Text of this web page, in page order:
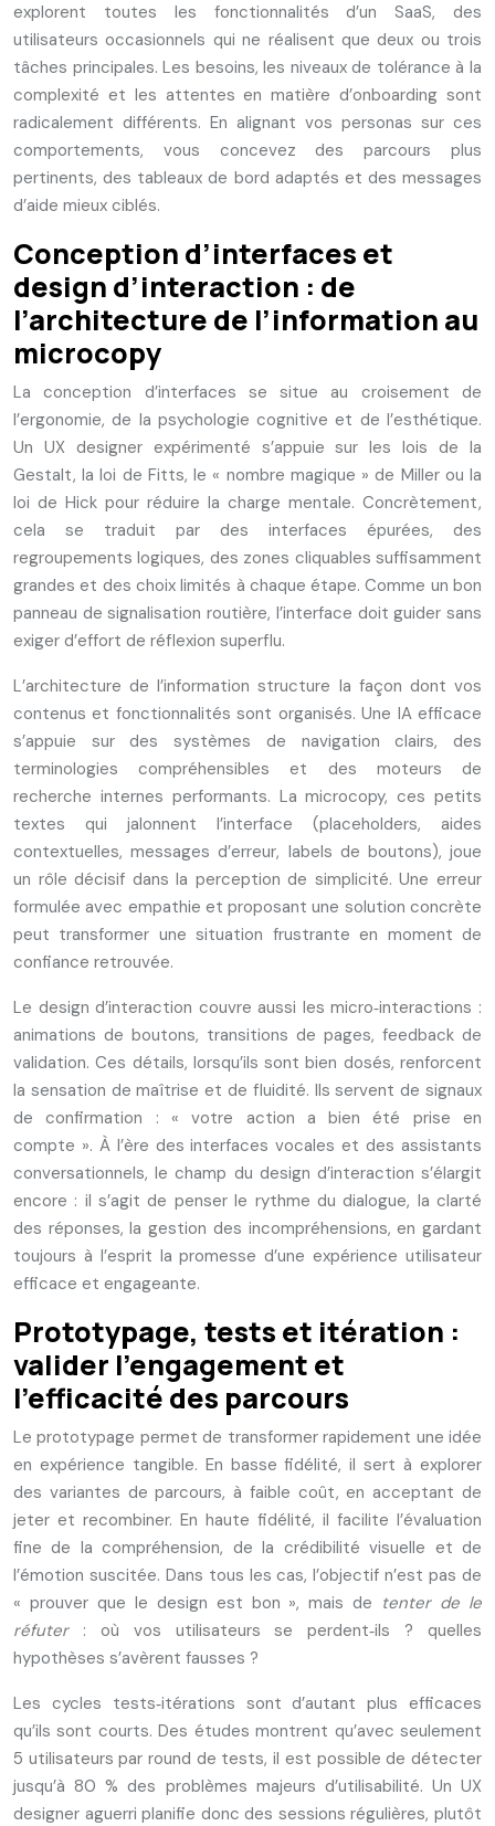
explorent toutes les fonctionnalités d’un SaaS, des
utilisateurs occasionnels qui ne réalisent que deux ou trois
tâches principales. Les besoins, les niveaux de tolérance à la
complexité et les attentes en matière d’onboarding sont
radicalement différents. En alignant vos personas sur ces
comportements, vous concevez des parcours plus
pertinents, des tableaux de bord adaptés et des messages
d’aide mieux ciblés.
Conception d’interfaces et
design d’interaction : de
l’architecture de l’information au
microcopy
La conception d’interfaces se situe au croisement de
l’ergonomie, de la psychologie cognitive et de l’esthétique.
Un UX designer expérimenté s’appuie sur les lois de la
Gestalt, la loi de Fitts, le « nombre magique » de Miller ou la
loi de Hick pour réduire la charge mentale. Concrètement,
cela se traduit par des interfaces épurées, des
regroupements logiques, des zones cliquables suffisamment
grandes et des choix limités à chaque étape. Comme un bon
panneau de signalisation routière, l’interface doit guider sans
exiger d’effort de réflexion superflu.
L’architecture de l’information structure la façon dont vos
contenus et fonctionnalités sont organisés. Une IA efficace
s’appuie sur des systèmes de navigation clairs, des
terminologies compréhensibles et des moteurs de
recherche internes performants. La microcopy, ces petits
textes qui jalonnent l’interface (placeholders, aides
contextuelles, messages d’erreur, labels de boutons), joue
un rôle décisif dans la perception de simplicité. Une erreur
formulée avec empathie et proposant une solution concrète
peut transformer une situation frustrante en moment de
confiance retrouvée.
Le design d’interaction couvre aussi les micro‑interactions :
animations de boutons, transitions de pages, feedback de
validation. Ces détails, lorsqu’ils sont bien dosés, renforcent
la sensation de maîtrise et de fluidité. Ils servent de signaux
de confirmation : « votre action a bien été prise en
compte ». À l’ère des interfaces vocales et des assistants
conversationnels, le champ du design d’interaction s’élargit
encore : il s’agit de penser le rythme du dialogue, la clarté
des réponses, la gestion des incompréhensions, en gardant
toujours à l’esprit la promesse d’une expérience utilisateur
efficace et engageante.
Prototypage, tests et itération :
valider l’engagement et
l’efficacité des parcours
Le prototypage permet de transformer rapidement une idée
en expérience tangible. En basse fidélité, il sert à explorer
des variantes de parcours, à faible coût, en acceptant de
jeter et recombiner. En haute fidélité, il facilite l’évaluation
fine de la compréhension, de la crédibilité visuelle et de
l’émotion suscitée. Dans tous les cas, l’objectif n’est pas de
« prouver que le design est bon », mais de tenter de le
réfuter: où vos utilisateurs se perdent‑ils ? quelles
hypothèses s’avèrent fausses ?
Les cycles tests‑itérations sont d’autant plus efficaces
qu’ils sont courts. Des études montrent qu’avec seulement
5 utilisateurs par round de tests, il est possible de détecter
jusqu’à 80 % des problèmes majeurs d’utilisabilité. Un UX
designer aguerri planifie donc des sessions régulières, plutôt